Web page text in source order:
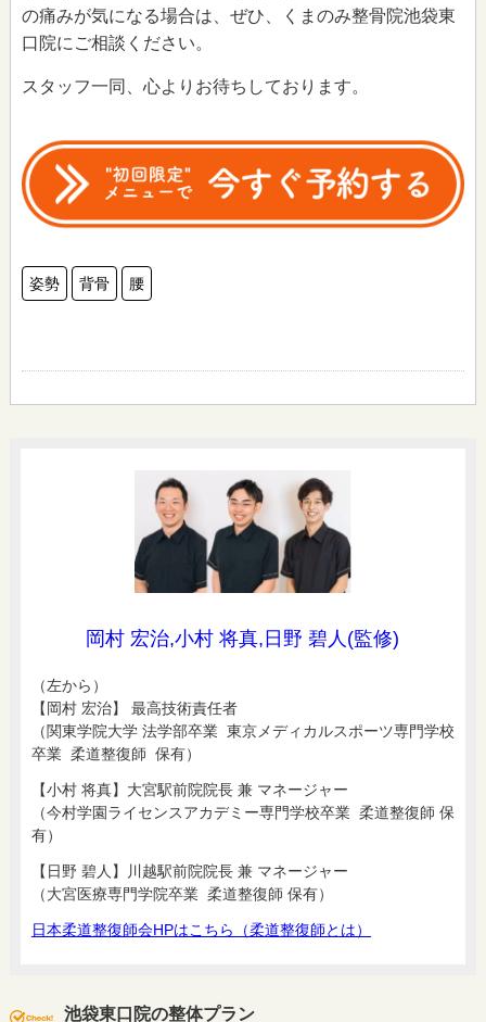
の痛みが気になる場合は、ぜひ、くまのみ整骨院池袋東
口院にご相談ください。
スタッフ一同、心よりお待ちしております。
姿勢 背骨 腰
岡村 宏治,小村 将真,日野 碧人(監修)
（左から）
【岡村 宏治】 最高技術責任者
（関東学院大学 法学部卒業 東京メディカルスポーツ専門学校
卒業 柔道整復師 保有）
【小村 将真】大宮駅前院院長 兼 マネージャー
（今村学園ライセンスアカデミー専門学校卒業 柔道整復師 保
有）
【日野 碧人】川越駅前院院長 兼 マネージャー
（大宮医療専門学院卒業 柔道整復師 保有）
日本柔道整復師会HPはこちら（柔道整復師とは）
池袋東口院の整体プラン